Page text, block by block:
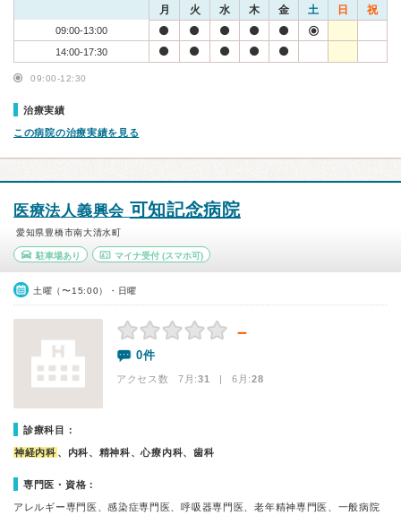
月 火 水 木 金 土 日 祝
09:00-13:00
14:00-17:30
09:00-12:30
治療実績
この病院の治療実績を見る
医療法人義興会 可知記念病院
愛知県豊橋市南大清水町
駐車場あり マイナ受付(スマホ可)
土曜（〜15:00）・日曜
－
0件
アクセス数 7月:31 | 6月:28
診療科目：
神経内科 、内科、精神科、心療内科、歯科
専門医・資格：
アレルギー専門医、感染症専門医、呼吸器専門医、老年精神専門医、一般病院